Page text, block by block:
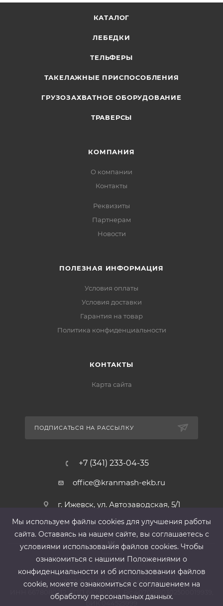
КАТАЛОГ
ЛЕБЕДКИ
ТЕЛЬФЕРЫ
ТАКЕЛАЖНЫЕ ПРИСПОСОБЛЕНИЯ
ГРУЗОЗАХВАТНОЕ ОБОРУДОВАНИЕ
ТРАВЕРСЫ
КОМПАНИЯ
О компании
Контакты
Реквизиты
Партнерам
Новости
ПОЛЕЗНАЯ ИНФОРМАЦИЯ
Условия оплаты
Условия доставки
Гарантия на товар
Политика конфиденциальности
КОНТАКТЫ
Карта сайта
ПОДПИСАТЬСЯ НА РАССЫЛКУ
+7 (341) 233-04-35
office@kranmash-ekb.ru
г. Ижевск, ул. Автозаводская, 5/1
2013-2026 ©ООО «КранМаш»
ИНН 6678080212, КПП 667801001 ,Р/с 40702810302500019939,
БИК 044525999
Мы используем файлы cооkies для улучшения работы
сайта. Оставаясь на нашем сайте, вы соглашаетесь с
условиями использования файлов cооkies. Чтобы
ознакомиться с нашими Положениями о
конфиденциальности и об использовании файлов
cookie, можете ознакомиться с соглашением на
обработку персональных данных.